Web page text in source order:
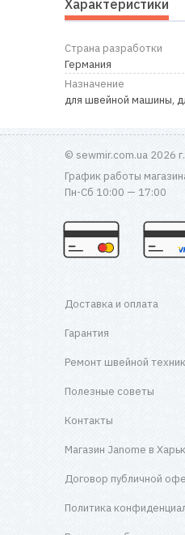
Характеристики
Страна разработки
Германия
Назначение
для швейной машины,
© sewmir.com.ua 2026 г.
График работы
Пн-Сб 10:00 — 17:00
Доставка и оплата
Гарантия
Ремонт швейной
Полезные советы
Контакты
Магазин Janome в
Договор публичной
Политика